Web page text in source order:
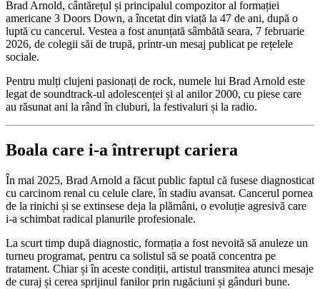
Brad Arnold, cântărețul și principalul compozitor al formației
americane 3 Doors Down, a încetat din viață la 47 de ani, după o
luptă cu cancerul. Vestea a fost anunțată sâmbătă seara, 7 februarie
2026, de colegii săi de trupă, printr-un mesaj publicat pe rețelele
sociale.
Pentru mulți clujeni pasionați de rock, numele lui Brad Arnold este
legat de soundtrack-ul adolescenței și al anilor 2000, cu piese care
au răsunat ani la rând în cluburi, la festivaluri și la radio.
Boala care i-a întrerupt cariera
În mai 2025, Brad Arnold a făcut public faptul că fusese diagnosticat
cu carcinom renal cu celule clare, în stadiu avansat. Cancerul pornea
de la rinichi și se extinsese deja la plămâni, o evoluție agresivă care
i-a schimbat radical planurile profesionale.
La scurt timp după diagnostic, formația a fost nevoită să anuleze un
turneu programat, pentru ca solistul să se poată concentra pe
tratament. Chiar și în aceste condiții, artistul transmitea atunci mesaje
de curaj și cerea sprijinul fanilor prin rugăciuni și gânduri bune.